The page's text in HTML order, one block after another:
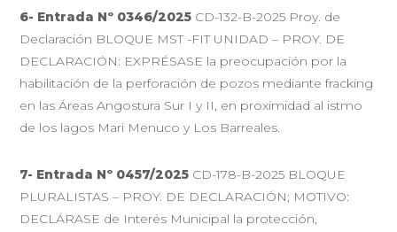
6- Entrada Nº 0346/2025 CD-132-B-2025 Proy. de
Declaración BLOQUE MST -FIT UNIDAD – PROY. DE
DECLARACIÓN: EXPRÉSASE la preocupación por la
habilitación de la perforación de pozos mediante fracking
en las Áreas Angostura Sur I y II, en proximidad al istmo
de los lagos Mari Menuco y Los Barreales.
7- Entrada Nº 0457/2025 CD-178-B-2025 BLOQUE
PLURALISTAS – PROY. DE DECLARACIÓN; MOTIVO:
DECLÁRASE de Interés Municipal la protección,